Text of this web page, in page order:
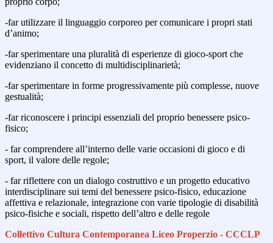
-far utilizzare il linguaggio corporeo per comunicare i propri stati
d’animo;
-far sperimentare una pluralità di esperienze di gioco-sport che
evidenziano il concetto di multidisciplinarietà;
-far sperimentare in forme progressivamente più complesse, nuove
gestualità;
-far riconoscere i principi essenziali del proprio benessere psico-
fisico;
- far comprendere all’interno delle varie occasioni di gioco e di
sport, il valore delle regole;
- far riflettere con un dialogo costruttivo e un progetto educativo
interdisciplinare sui temi del benessere psico-fisico, educazione
affettiva e relazionale, integrazione con varie tipologie di disabilità
psico-fisiche e sociali, rispetto dell’altro e delle regole
Collettivo Cultura Contemporanea Liceo Properzio - CCCLP